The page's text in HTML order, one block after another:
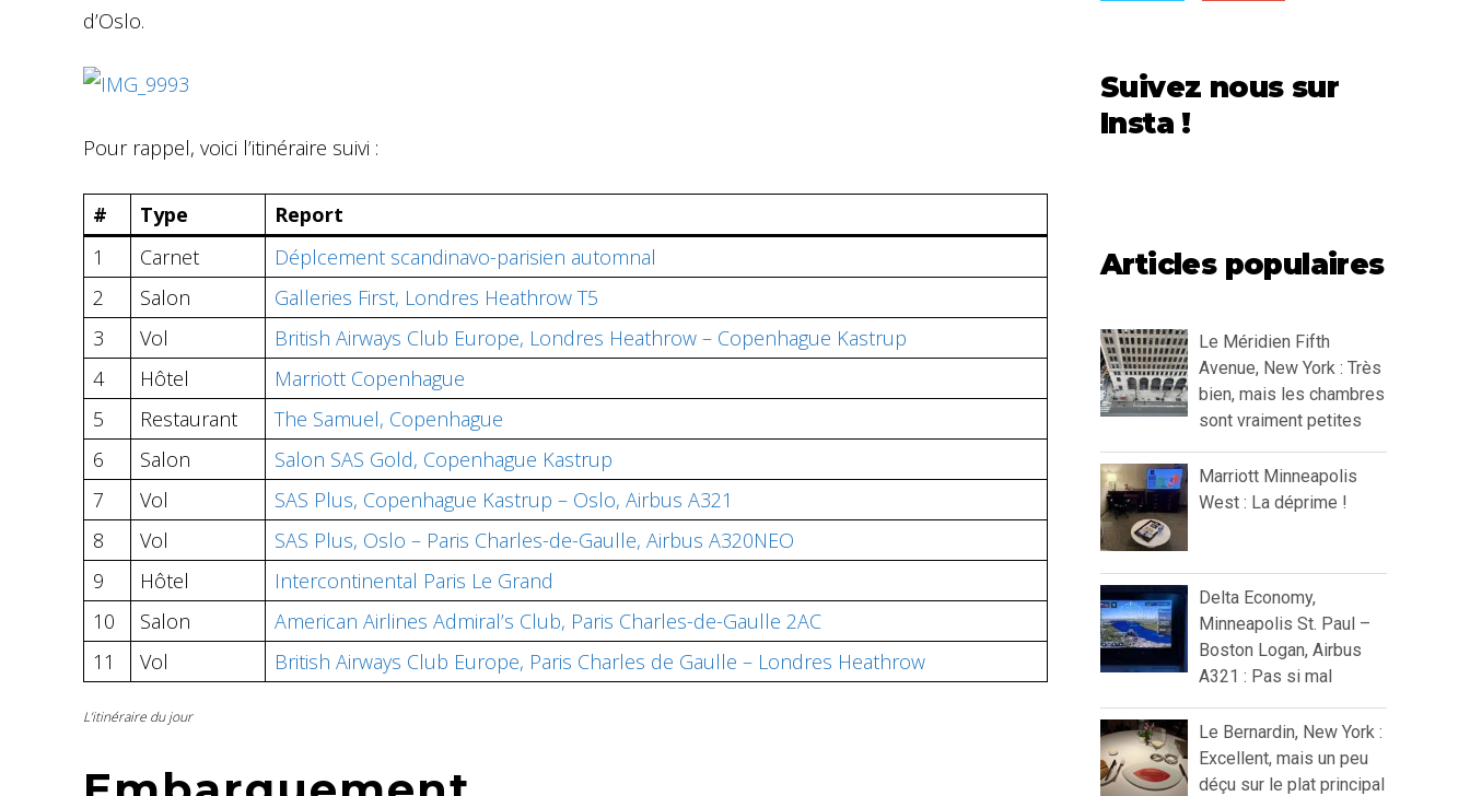
d’Oslo.
Pour rappel, voici l’itinéraire suivi :
# Type
Report
1
Carnet
Déplcement scandinavo-parisien automnal
2
Salon
Galleries First, Londres Heathrow T5
3
Vol
British Airways Club Europe, Londres Heathrow – Copenhague Kastrup
4
Hôtel
Marriott Copenhague
5
Restaurant
The Samuel, Copenhague
6
Salon
Salon SAS Gold, Copenhague Kastrup
7
Vol
SAS Plus, Copenhague Kastrup – Oslo, Airbus A321
8
Vol
SAS Plus, Oslo – Paris Charles-de-Gaulle, Airbus A320NEO
9
Hôtel
Intercontinental Paris Le Grand
10
Salon
American Airlines Admiral’s Club, Paris Charles-de-Gaulle 2AC
11
Vol British Airways Club Europe, Paris Charles de Gaulle – Londres Heathrow
L’itinéraire du jour
Suivez nous sur
Insta !
Articles populaires
Le Méridien Fifth
Avenue, New York : Très
bien, mais les chambres
sont vraiment petites
Marriott Minneapolis
West : La déprime !
Delta Economy,
Minneapolis St. Paul –
Boston Logan, Airbus
A321 : Pas si mal
Le Bernardin, New York :
Excellent, mais un peu
déçu sur le plat principal